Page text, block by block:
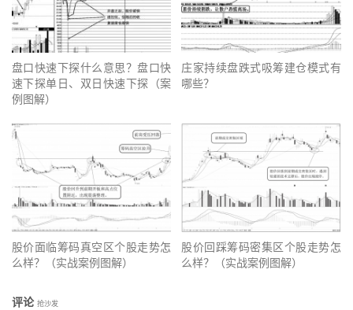
盘口快速下探什么意思？盘口快
速下探单日、双日快速下探（案
例图解）
庄家持续盘跌式吸筹建仓模式有
哪些？
股价面临筹码真空区个股走势怎
么样？（实战案例图解）
股价回踩筹码密集区个股走势怎
么样？（实战案例图解）
评论 抢沙发